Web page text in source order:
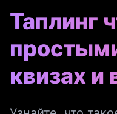
Таплинг
квизах и